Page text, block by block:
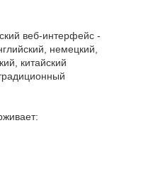
веб-интерфейс -
немецкий,
китайский